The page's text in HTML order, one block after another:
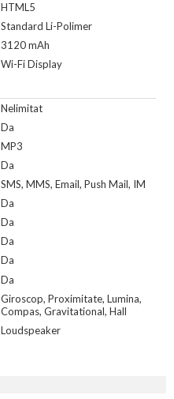
HTML5
Standard Li-Polimer
3120 mAh
Wi-Fi Display
Nelimitat
Da
MP3
Da
SMS, MMS, Email, Push Mail, IM
Da
Da
Da
Da
Da
Giroscop, Proximitate, Lumina,
Compas, Gravitational, Hall
Loudspeaker